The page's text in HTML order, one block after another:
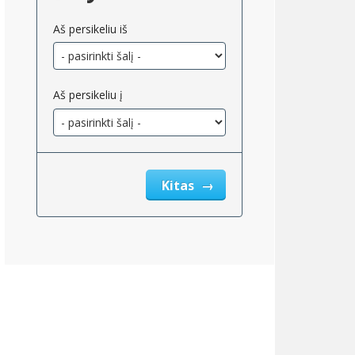
Aš persikeliu iš
Aš persikeliu į
Kitas